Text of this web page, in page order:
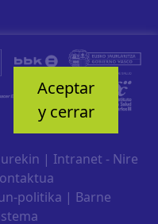
Aceptar
y cerrar
| Intranet - Nire
politika | Barne